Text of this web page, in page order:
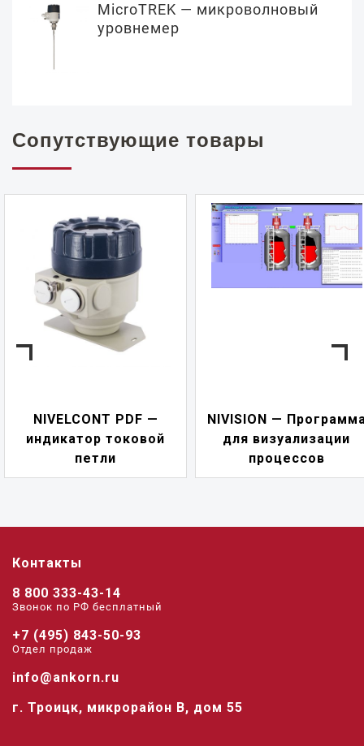
MicroTREK — микроволновый
уровнемер
Сопутствующие товары
NIVELCONT PDF —
индикатор токовой
петли
NIVISION —
для визуализации
процессов
Контакты
8 800 333-43-14
Звонок по РФ беcплатный
+7 (495) 843-50-93
Отдел продаж
info@ankorn.ru
г. Троицк, микрорайон В, дом 55